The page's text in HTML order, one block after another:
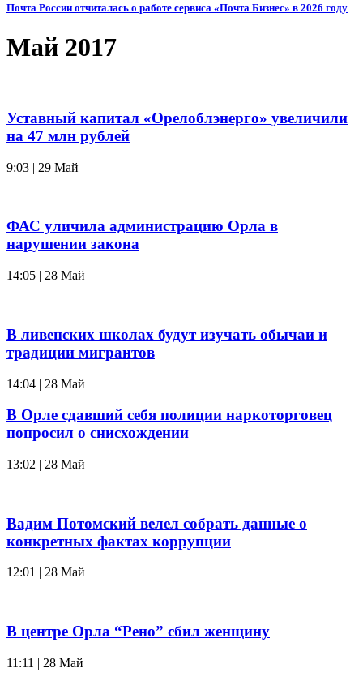
Почта России отчиталась о работе сервиса «Почта Бизнес» в 2026 году
Май 2017
Уставный капитал «Орелоблэнерго» увеличили
на 47 млн рублей
9:03 | 29 Май
ФАС уличила администрацию Орла в
нарушении закона
14:05 | 28 Май
В ливенских школах будут изучать обычаи и
традиции мигрантов
14:04 | 28 Май
В Орле сдавший себя полиции наркоторговец
попросил о снисхождении
13:02 | 28 Май
Вадим Потомский велел собрать данные о
конкретных фактах коррупции
12:01 | 28 Май
В центре Орла “Рено” сбил женщину
11:11 | 28 Май